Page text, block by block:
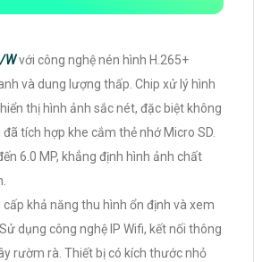
Wvới công nghệ nén hình H.265+
và dung lượng thấp. Chip xử lý hình
thị hình ảnh sắc nét, đặc biệt không
tích hợp khe cắm thẻ nhớ Micro SD.
6.0 MP, khẳng định hình ảnh chất
khả năng thu hình ổn định và xem
dụng công nghệ IP Wifi, kết nối thông
rườm rà. Thiết bị có kích thước nhỏ